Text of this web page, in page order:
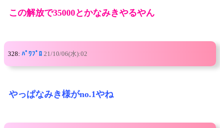
この解放で35000とかなみきやるやん
328: ﾊﾟﾜﾌﾟﾛ 21/10/06(水):02
やっぱなみき様がno.1やね